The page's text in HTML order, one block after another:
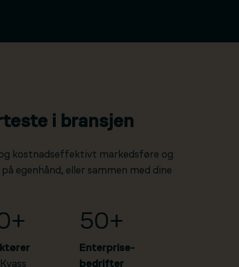
i bransjen
kostnadseffektivt markedsføre og
egenhånd, eller sammen med dine
50+
Enterprise-
bedrifter